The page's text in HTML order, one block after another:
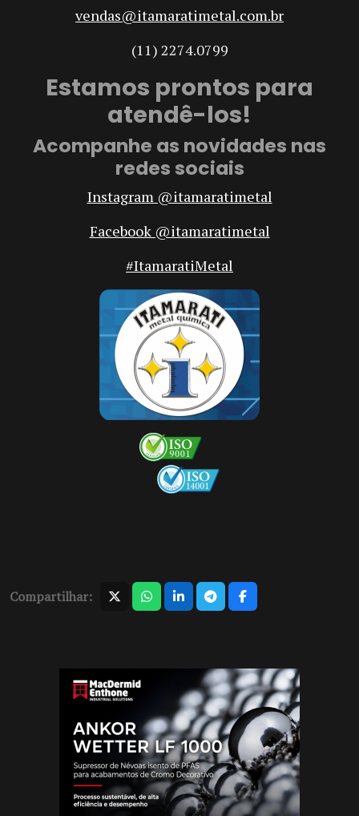
vendas@itamaratimetal.com.br
(11) 2274.0799
Estamos prontos para
atendê-los!
Acompanhe as novidades nas
redes sociais
Instagram @itamaratimetal
Facebook @itamaratimetal
#ItamaratiMetal
Compartilhar: